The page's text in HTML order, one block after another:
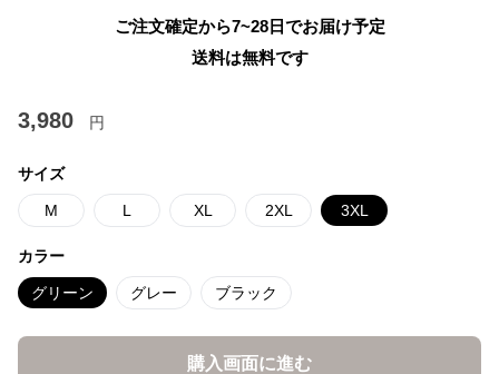
ご注文確定から7~28日でお届け予定
送料は無料です
3,980 円
サイズ
M L XL 2XL 3XL
カラー
グリーン グレー ブラック
購入画面に進む